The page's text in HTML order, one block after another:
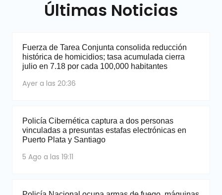
Últimas Noticias
Fuerza de Tarea Conjunta consolida reducción
histórica de homicidios; tasa acumulada cierra
julio en 7.18 por cada 100,000 habitantes
Ayer a las 20:36
Policía Cibernética captura a dos personas
vinculadas a presuntas estafas electrónicas en
Puerto Plata y Santiago
5 Ago a las 19:11